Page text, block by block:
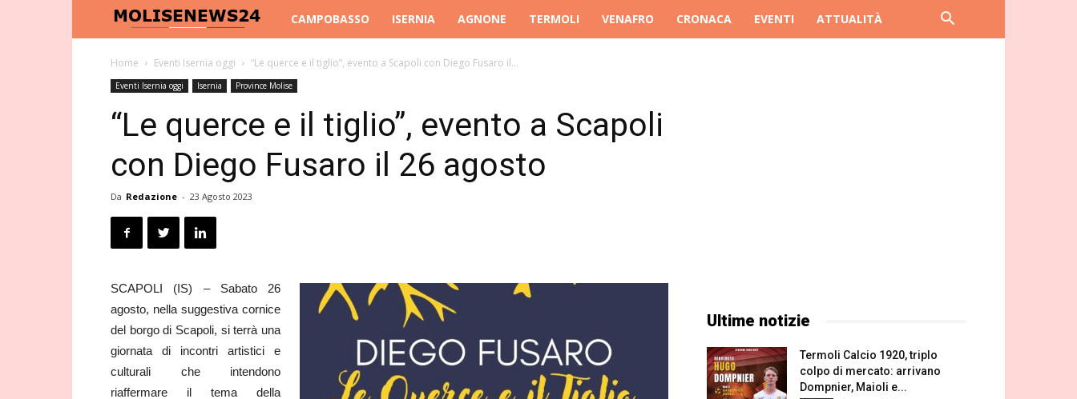
Molise
24
CAMPOBASSO ISERNIA AGNONE TERMOLI VENAFRO CRONACA EVENTI ATTUALITÀ
Home Eventi Isernia oggi “Le querce e il tiglio”, evento a Scapoli con Diego Fusaro il...
Eventi Isernia oggi Isernia Province Molise
“Le querce e il tiglio”, evento a Scapoli
con Diego Fusaro il 26 agosto
Da Redazione - 23 Agosto 2023
SCAPOLI (IS) – Sabato 26
agosto, nella suggestiva cornice
del borgo di Scapoli, si terrà una
giornata di incontri artistici e
culturali che intendono
riaffermare il tema della
Ultime notizie
Termoli Calcio 1920, triplo
colpo di mercato: arrivano
Dompnier, Maioli e...